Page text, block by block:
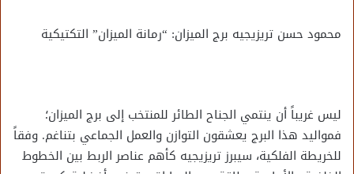
محمود حسن تريزيجيه برج الميزان: “رمانة الميزان” التكتيكية
ليس غريباً أن ينتمي الجناح الطائر للمنتخب إلى برج الميزان؛
فمواليد هذا البرج يعشقون التوازن والعمل الجماعي بتناغم. وفقاً
للخريطة الفلكية، سيبرز تريزيجيه كأهم عناصر الربط بين الخطوط